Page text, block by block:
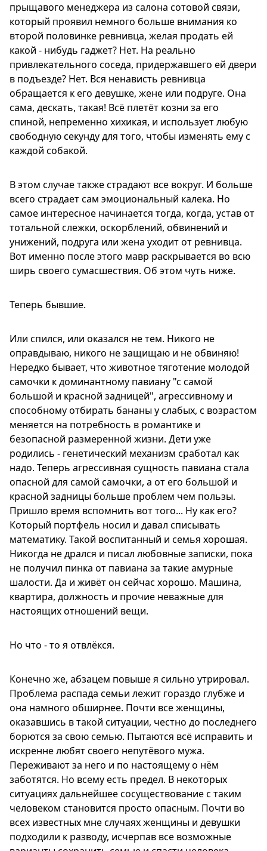
прыщавого менеджера из салона сотовой связи,
который проявил немного больше внимания ко
второй половинке ревнивца, желая продать ей
какой - нибудь гаджет? Нет. На реально
привлекательного соседа, придержавшего ей двери
в подъезде? Нет. Вся ненависть ревнивца
обращается к его девушке, жене или подруге. Она
сама, дескать, такая! Всё плетёт козни за его
спиной, непременно хихикая, и использует любую
свободную секунду для того, чтобы изменять ему с
каждой собакой.
В этом случае также страдают все вокруг. И больше
всего страдает сам эмоциональный калека. Но
самое интересное начинается тогда, когда, устав от
тотальной слежки, оскорблений, обвинений и
унижений, подруга или жена уходит от ревнивца.
Вот именно после этого мавр раскрывается во всю
ширь своего сумасшествия. Об этом чуть ниже.
Теперь бывшие.
Или спился, или оказался не тем. Никого не
оправдываю, никого не защищаю и не обвиняю!
Нередко бывает, что животное тяготение молодой
самочки к доминантному павиану "с самой
большой и красной задницей", агрессивному и
способному отбирать бананы у слабых, с возрастом
меняется на потребность в романтике и
безопасной размеренной жизни. Дети уже
родились - генетический механизм сработал как
надо. Теперь агрессивная сущность павиана стала
опасной для самой самочки, а от его большой и
красной задницы больше проблем чем пользы.
Пришло время вспомнить вот того... Ну как его?
Который портфель носил и давал списывать
математику. Такой воспитанный и семья хорошая.
Никогда не дрался и писал любовные записки, пока
не получил пинка от павиана за такие амурные
шалости. Да и живёт он сейчас хорошо. Машина,
квартира, должность и прочие неважные для
настоящих отношений вещи.
Но что - то я отвлёкся.
Конечно же, абзацем повыше я сильно утрировал.
Проблема распада семьи лежит гораздо глубже и
она намного обширнее. Почти все женщины,
оказавшись в такой ситуации, честно до последнего
борются за свою семью. Пытаются всё исправить и
искренне любят своего непутёвого мужа.
Переживают за него и по настоящему о нём
заботятся. Но всему есть предел. В некоторых
ситуациях дальнейшее сосуществование с таким
человеком становится просто опасным. Почти во
всех известных мне случаях женщины и девушки
подходили к разводу, исчерпав все возможные